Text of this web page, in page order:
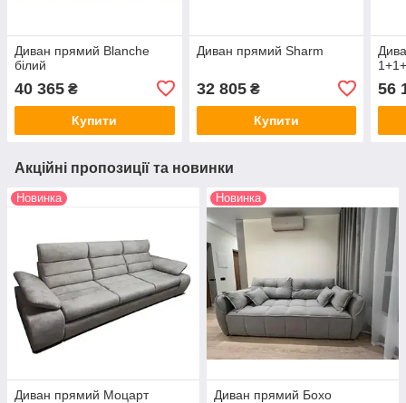
Диван прямий Blanche
білий
40 365 ₴
Купити
Диван прямий Sharm
32 805₴
Купити
56
Акційні пропозиції та новинки
Новинка
Диван прямий Моцарт
Новинка
Диван прямий Бохо